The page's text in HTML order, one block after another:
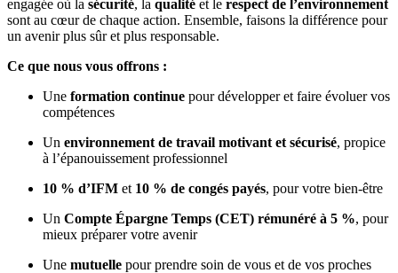
engagée où la sécurité, la qualité et le respect de l’environnement
sont au cœur de chaque action. Ensemble, faisons la différence pour
un avenir plus sûr et plus responsable.
Ce que nous vous offrons :
Une formation continue pour développer et faire évoluer vos
compétences
Un environnement de travail motivant et sécurisé, propice
à l’épanouissement professionnel
10 % d’IFM et 10 % de congés payés, pour votre bien-être
Un Compte Épargne Temps (CET) rémunéré à 5 %, pour
mieux préparer votre avenir
Une mutuelle pour prendre soin de vous et de vos proches